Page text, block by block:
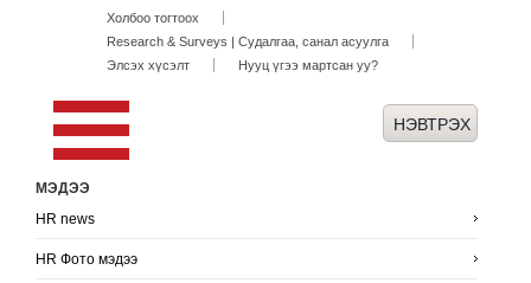
Холбоо тогтоох
Research & Surveys | Судалгаа, санал асуулга
Элсэх хүсэлт
Нууц үгээ мартсан уу?
МЭДЭЭ
HR news
HR Фото мэдээ